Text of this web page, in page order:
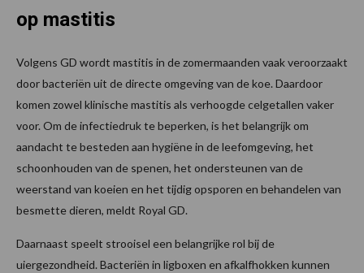
op mastitis
Volgens GD wordt mastitis in de zomermaanden vaak veroorzaakt
door bacteriën uit de directe omgeving van de koe. Daardoor
komen zowel klinische mastitis als verhoogde celgetallen vaker
voor. Om de infectiedruk te beperken, is het belangrijk om
aandacht te besteden aan hygiëne in de leefomgeving, het
schoonhouden van de spenen, het ondersteunen van de
weerstand van koeien en het tijdig opsporen en behandelen van
besmette dieren, meldt Royal GD.
Daarnaast speelt strooisel een belangrijke rol bij de
uiergezondheid. Bacteriën in ligboxen en afkalfhokken kunnen